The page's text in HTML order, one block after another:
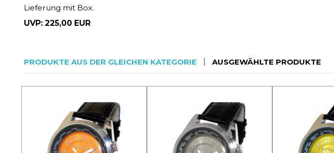
Lieferung mit Box.
UVP: 225,00 EUR
PRODUKTE AUS DER GLEICHEN KATEGORIE AUSGEWÄHLTE PRODUKTE